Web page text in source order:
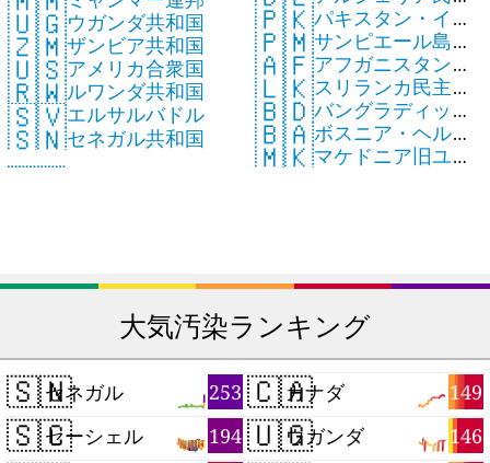
🇺🇬ウガンダ共和国
🇿🇲ザンビア共和国
🇺🇸アメリカ合衆国
🇷🇼ルワンダ共和国
🇸🇻エルサルバドル
🇸🇳セネガル共和国
人民共和国
🇵🇰パキスタン・イス
ラム共和国
🇵🇲サンピエール島・
ミクロン島
🇦🇫アフガニスタン・
イスラム国
🇱🇰スリランカ民主社
会主義共和国
🇧🇩バングラディッシ
ュ人民共和国
🇧🇦ボスニア・ヘルツ
ェゴビナ共和国
🇲🇰マケドニア旧ユー
大気汚染ランキング
🇸🇳 253
セネガル
🇸🇨 194
セーシェル
🇨🇦 149
カナダ
🇺🇬 146
ウガンダ